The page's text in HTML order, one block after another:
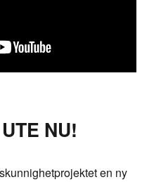
NU!
en ny